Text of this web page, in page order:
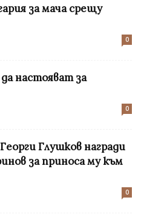
за мача срещу
0
настояват за
0
Глушков награди
за приноса му към
0